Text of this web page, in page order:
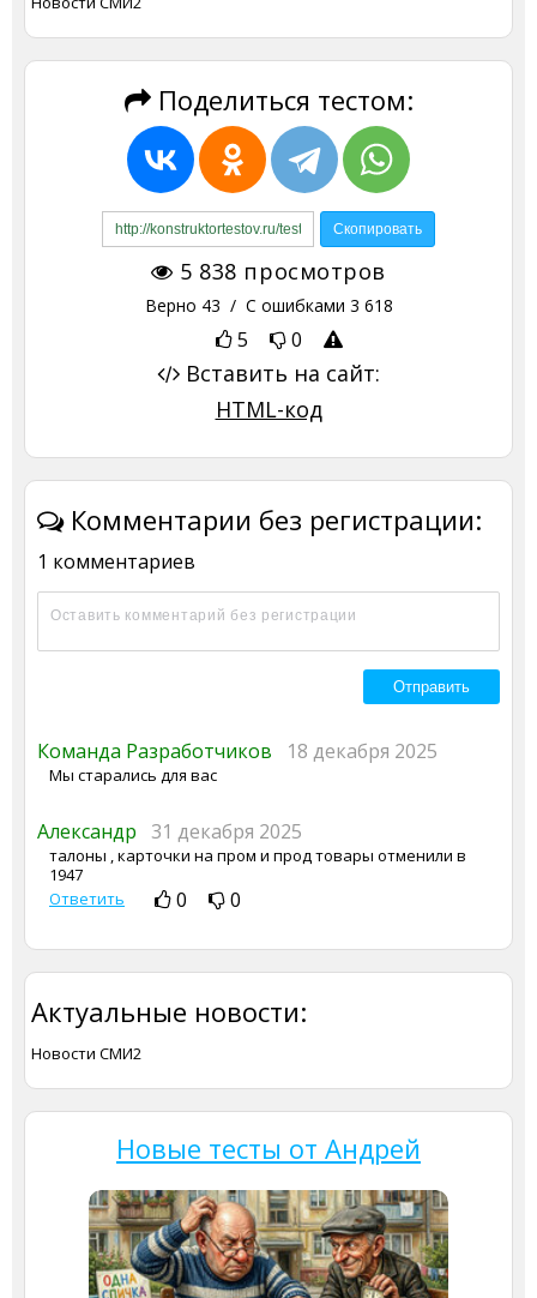
Поделиться тестом:
5 838 просмотров
Верно 43 / С ошибками 3 618
5 0
Вставить на сайт:
HTML-код
Комментарии без регистрации:
1 комментариев
Команда Разработчиков 18 декабря 2025
Мы старались для вас
Александр 31 декабря 2025
талоны , карточки на пром и прод товары отменили в
1947
Ответить
0 0
Актуальные новости:
Новости СМИ2
Новые тесты от Андрей